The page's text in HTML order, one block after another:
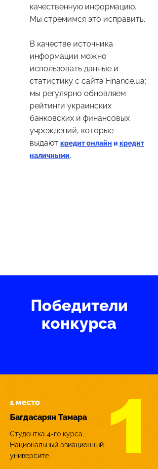
качественную информацию.
Мы стремимся это исправить.
В качестве источника
информации можно
использовать данные и
статистику с сайта Finance.ua:
мы регулярно обновляем
рейтинги украинских
банковских и финансовых
учреждений, которые
выдают кредит онлайн и кредит
наличными.
Победители
конкурса
1
Багдасарян Тамара
1 место
Студентка 4-го курса,
Национальный авиационный
университе